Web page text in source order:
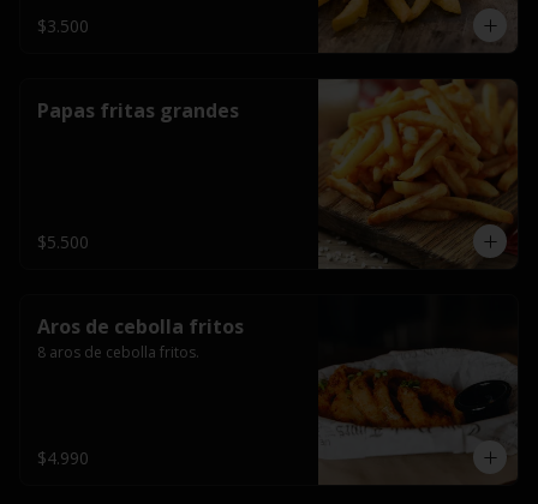
$3.500
Papas fritas grandes
$5.500
Aros de cebolla fritos
8 aros de cebolla fritos.
$4.990